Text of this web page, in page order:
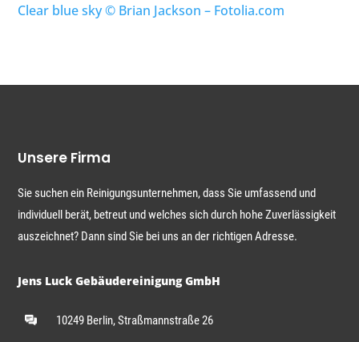
Clear blue sky © Brian Jackson – Fotolia.com
Unsere Firma
Sie suchen ein Reinigungsunternehmen, dass Sie umfassend und
individuell berät, betreut und welches sich durch hohe Zuverlässigkeit
auszeichnet? Dann sind Sie bei uns an der richtigen Adresse.
Jens Luck Gebäudereinigung GmbH
10249 Berlin, Straßmannstraße 26